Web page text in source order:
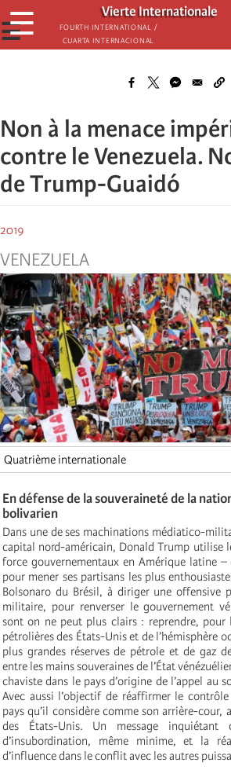
Skip
to
main
Vierte Internationale
Fourth International /
Cuarta Internacional
☰
☰
Non à la menace
contre le Venezuela.
de Trump-Guaidó
2019
VENEZUELA
Quatrième internationale
En défense de la souveraineté de la
bolivarien
Dans une de ses machinations médiatico-
capital nord-américain, Donald Trump utilise
force gouvernementaux en Amérique latine
pour mener ses partisans les plus
Bolsonaro du Brésil, à diriger une offensive
militaire, pour renverser le gouvernement
sont on ne peut plus clairs : reprendre, pour
pétrolières des États-Unis et de l’hémisphère
plus grandes réserves de pétrole et de gaz
entre les mains souveraines de l’État
chaviste dans le pays d’origine de l’appel au
Avec aussi l’objectif de réaffirmer le
pays qu’il considère comme son arrière-cour,
des États-Unis. Un message inquiétant
d’insubordination, même minime, et la
d’influence dans le conflit avec les autres